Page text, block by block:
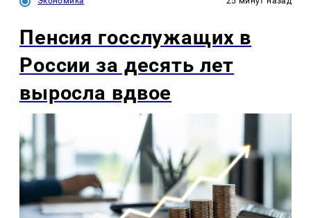
Пенсия госслужащих в
России за десять лет
выросла вдвое